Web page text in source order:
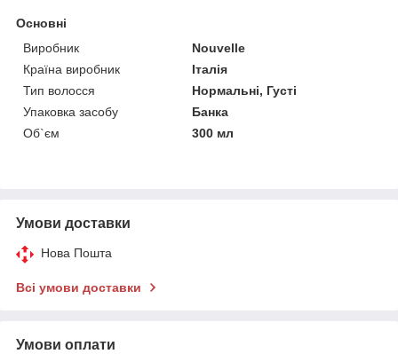
Основні
Виробник
Nouvelle
Країна виробник
Італія
Тип волосся
Нормальні, Густі
Упаковка засобу
Банка
Об`єм
300 мл
Умови доставки
Нова Пошта
Всі умови доставки
Умови оплати